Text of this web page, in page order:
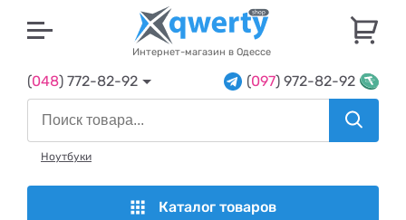
Интернет-магазин в Одессе
(048) 772-82-92 (097) 972-82-92
Ноутбуки
Каталог товаров